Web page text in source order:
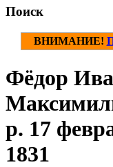
Поиск
ВНИМАНИЕ!
Фёдор
р. 17
1831